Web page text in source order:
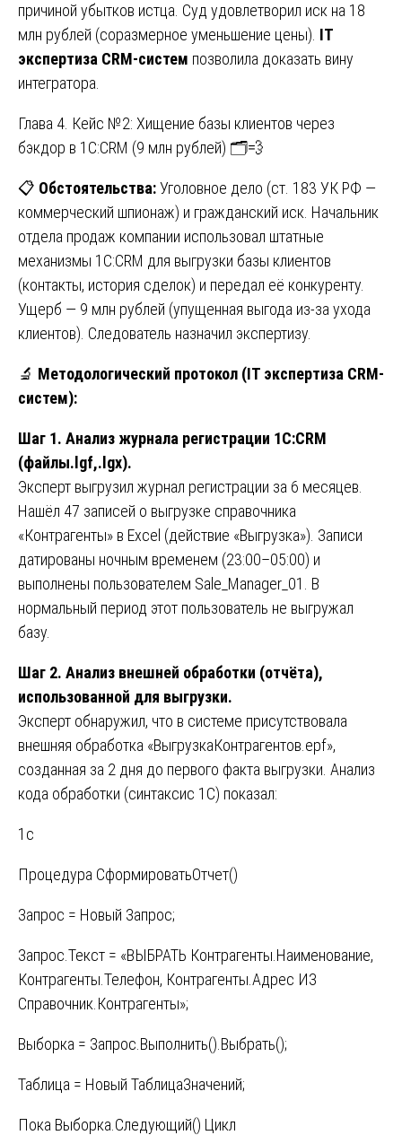
причиной убытков истца. Суд удовлетворил иск на 18
млн рублей (соразмерное уменьшение цены). IT
экспертиза CRM-систем позволила доказать вину
интегратора.
Глава 4. Кейс №2: Хищение базы клиентов через
бэкдор в 1С:CRM (9 млн рублей) 🗂️💨
📋 Обстоятельства:Уголовное дело (ст. 183 УК РФ —
коммерческий шпионаж) и гражданский иск. Начальник
отдела продаж компании использовал штатные
механизмы 1С:CRM для выгрузки базы клиентов
(контакты, история сделок) и передал её конкуренту.
Ущерб — 9 млн рублей (упущенная выгода из-за ухода
клиентов). Следователь назначил экспертизу.
🔬 Методологический протокол (IT экспертиза CRM-
систем):
Шаг 1. Анализ журнала регистрации 1С:CRM
(файлы.lgf,.lgx).
Эксперт выгрузил журнал регистрации за 6 месяцев.
Нашёл 47 записей о выгрузке справочника
«Контрагенты» в Excel (действие «Выгрузка»). Записи
датированы ночным временем (23:00–05:00) и
выполнены пользователем Sale_Manager_01. В
нормальный период этот пользователь не выгружал
базу.
Шаг 2. Анализ внешней обработки (отчёта),
использованной для выгрузки.
Эксперт обнаружил, что в системе присутствовала
внешняя обработка «ВыгрузкаКонтрагентов.epf»,
созданная за 2 дня до первого факта выгрузки. Анализ
кода обработки (синтаксис 1С) показал:
1c
Процедура СформироватьОтчет()
Запрос = Новый Запрос;
Запрос.Текст = «ВЫБРАТЬ Контрагенты.Наименование,
Контрагенты.Телефон, Контрагенты.Адрес ИЗ
Справочник.Контрагенты»;
Выборка = Запрос.Выполнить().Выбрать();
Таблица = Новый ТаблицаЗначений;
Пока Выборка.Следующий() Цикл